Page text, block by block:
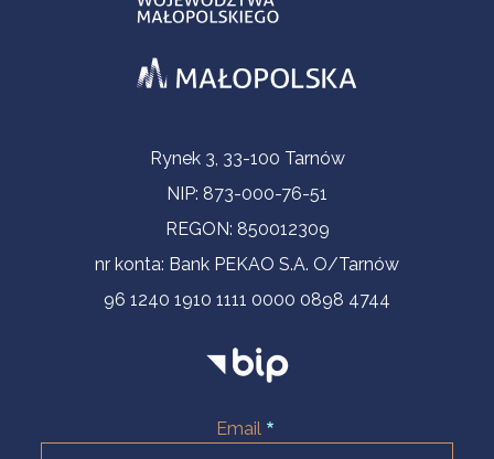
Informacje kontaktoweRynek 3, 33-100 Tarnów
NIP: 873-000-76-51
REGON: 850012309
nr konta: Bank PEKAO S.A. O/Tarnów
96 1240 1910 1111 0000 0898 4744
Email